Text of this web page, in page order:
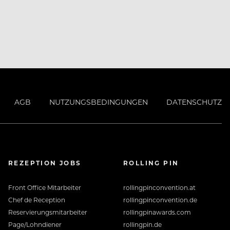
AGB NUTZUNGSBEDINGUNGEN DATENSCHUTZ
REZEPTION JOBS
Front Office Mitarbeiter
Chef de Reception
Reservierungsmitarbeiter
Page/Lohndiener
ROLLING PIN
rollingpinconvention.at
rollingpinconvention.de
rollingpinawards.com
rollingpin.de